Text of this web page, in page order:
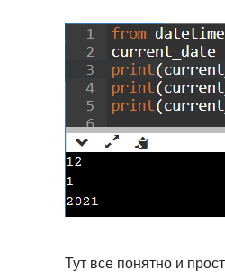
Тут все понятно и